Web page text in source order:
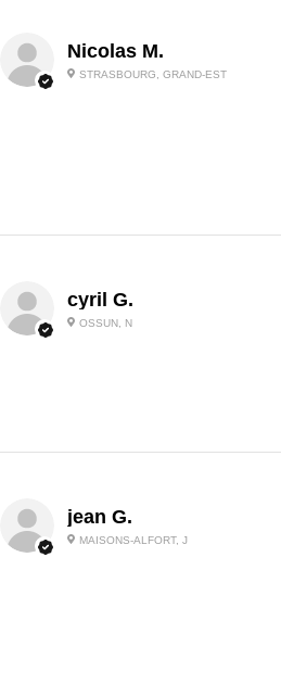
Nicolas M.
STRASBOURG, GRAND-EST
cyril G.
OSSUN, N
jean G.
MAISONS-ALFORT, J